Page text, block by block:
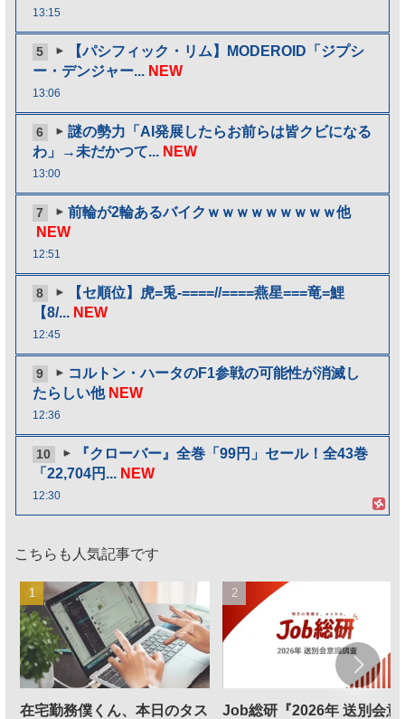
13:15
5
【パシフィック・リム】MODEROID「ジプシ
ー・デンジャー... NEW
13:06
6
謎の勢力「AI発展したらお前らは皆クビになる
わ」→未だかつて... NEW
13:00
7
前輪が2輪あるバイクｗｗｗｗｗｗｗｗｗ他
NEW
12:51
8
【セ順位】虎=兎-====//====燕星===竜=鯉
【8/... NEW
12:45
9
コルトン・ハータのF1参戦の可能性が消滅し
たらしい他 NEW
12:36
10
『クローバー』全巻「99円」セール！全43巻
「22,704円... NEW
12:30
こちらも人気記事です
在宅勤務僕くん、本日のタス
Job総研『2026年 送別会意